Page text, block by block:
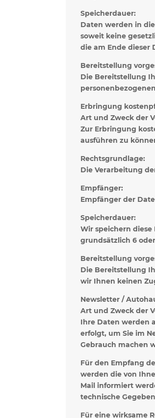
Speicherdauer:
Daten werden in
soweit keine
die am Ende
Bereitstellung
Die Bereitstellung
Erbringung
Art und Zweck der
Zur Erbringung
ausführen zu
Rechtsgrundlage:
Die Verarbeitung
Empfänger:
Empfänger der
Speicherdauer:
Wir speichern
grundsätzlich 6
Bereitstellung
Die Bereitstellung
wir Ihnen keinen
Newsletter /
Art und Zweck der
Ihre Daten werden
erfolgt, um Sie im
Gebrauch machen
Für den Empfang
werden die von
Mail informiert
technische
Für eine wirksame